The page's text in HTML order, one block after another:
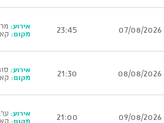
07/08/2026
23:45 אירוע:
מקום:
08/08/2026
21:30 אירוע:
מקום:
09/08/2026
21:00 אירוע:
מקום: